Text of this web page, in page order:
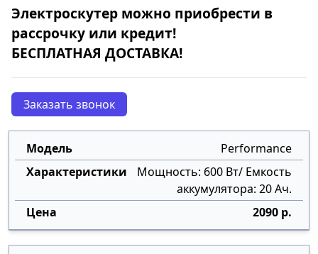
Электроскутер можно приобрести в
рассрочку или кредит!
БЕСПЛАТНАЯ ДОСТАВКА!
Заказать звонок
Performance
Мощность: 600 Вт/ Емкость
аккумулятора: 20 Ач.
2090 р.